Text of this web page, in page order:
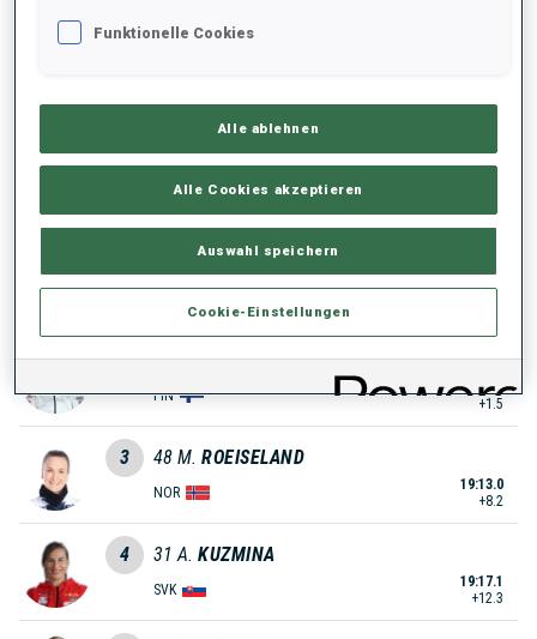
0 87 A. PORSHNEVA
RUS
HERRMANN-WICK
GER 19:04.8
2 11 K. MAKARAINEN
FIN
19:06.3
+1.5
3 48 M. ROEISELAND
NOR
19:13.0
+8.2
4 31 A. KUZMINA
SVK
19:17.1
+12.3
Funktionelle Cookies
Alle ablehnen
Alle Cookies akzeptieren
Auswahl speichern
Cookie-Einstellungen